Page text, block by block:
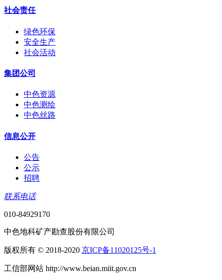
社会责任
绿色环保
安全生产
社会活动
集团公司
中色资源
中色测绘
中色丝路
信息公开
公告
公示
招聘
联系电话
010-84929170
中色地科矿产勘查股份有限公司
版权所有 © 2018-2020 京ICP备11020125号-1
工信部网站 http://www.beian.miit.gov.cn